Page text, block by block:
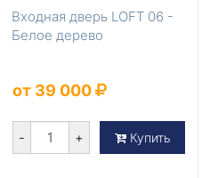
Входная дверь LOFT 06 -
Белое дерево
от 39 000
- + Купить